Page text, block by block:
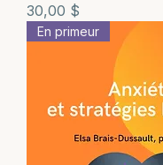
Prix
30,00 $
En primeur